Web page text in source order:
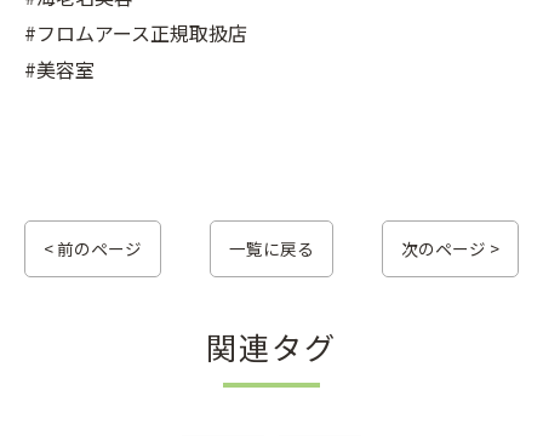
#フロムアース正規取扱店
#美容室
< 前のページ 一覧に戻る 次のページ >
関連タグ